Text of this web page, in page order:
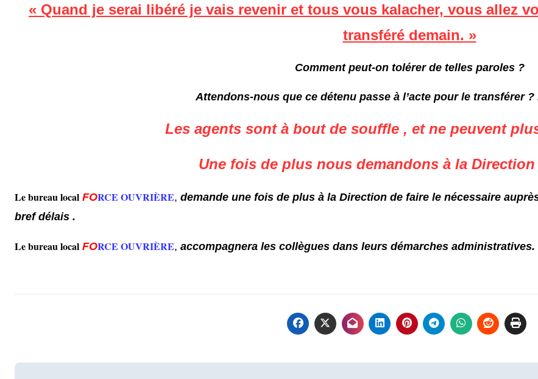
« Quand je serai libéré je vais revenir et tous vous kalacher, vous allez
transféré demain. »
Comment peut-on tolérer de telles paroles ?
Attendons-nous que ce détenu passe à l’acte pour le transférer ?
Les agents sont à bout de souffle , et ne peuvent
Une fois de plus nous demandons à la
Le bureau local FORCE OUVRIÈRE, demande une fois de plus à la Direction de faire le nécessaire
bref délais .
Le bureau local FORCE OUVRIÈRE, accompagnera les collègues dans leurs démarches administratives.